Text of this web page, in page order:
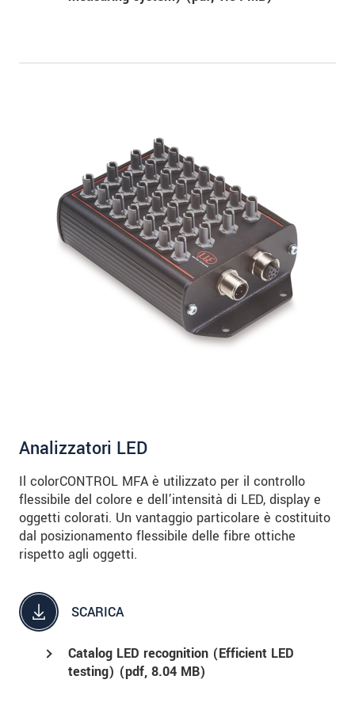
Analizzatori LED
Il colorCONTROL MFA è utilizzato per il controllo
flessibile del colore e dell’intensità di LED, display e
oggetti colorati. Un vantaggio particolare è costituito
dal posizionamento flessibile delle fibre ottiche
rispetto agli oggetti.
SCARICA
Catalog LED recognition (Efficient LED
testing) (pdf, 8.04 MB)